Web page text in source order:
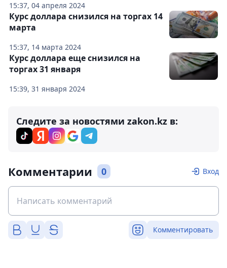
15:37, 04 апреля 2024
15:37, 14 марта 2024
Курс доллара снизился на торгах 14
марта
15:39, 31 января 2024
Курс доллара еще снизился на
торгах 31 января
Следите за новостями zakon.kz в:
Комментарии 0 Вход
Комментировать